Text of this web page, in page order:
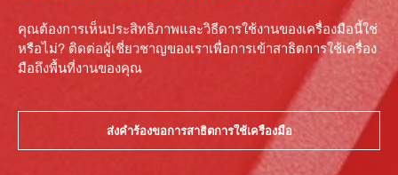
คุณต้องการเห็นประสิทธิภาพและวิธีดารใช้งานของเครื่องมือนี้ใช่
หรือไม่? ติดต่อผู้เชี่ยวชาญของเราเพื่อการเข้าสาธิตการใช้เครื่อง
มือถึงพื้นที่งานของคุณ
ส่งคำร้องขอการสาธิตการใช้เครื่องมือ